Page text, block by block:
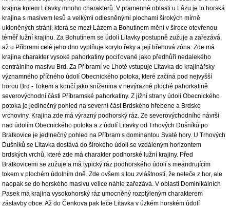
krajina kolem Litavky mnoho charakterů. V pramenné oblasti u Lázu je to horská
krajina s masivem lesů a velkými odlesněnými plochami širokých mírně
ukloněných strání, která se mezi Lázem a Bohutínem mění v široce otevřenou
téměř lužní krajinu. Za Bohutínem se údolí Litavky postupně zužuje a zařezává,
až u Příbrami celé jeho dno vyplňuje koryto řeky a její břehová zóna. Zde má
krajina charakter vysoké pahorkatiny pociťované jako předhůří nedalekého
centrálního masivu Brd. Za Příbramí ve Lhotě vstupuje Litavka do krajinářsky
významného příčného údolí Obecnického potoka, které začíná pod nejvyšší
horou Brd - Tokem a končí jako sníženina v nevýrazné ploché pahorkatině
severovýchodní části Příbramské pahorkatiny. Z jižní strany údolí Obecnického
potoka je jedinečný pohled na severní část Brdského hřebene a Brdské
vrchoviny. Krajina zde má výrazný podhorský ráz. Ze severovýchodního návrší
nad údolím Obecnického potoka a z údolí Litavky od Trhových Dušníků po
Bratkovice je jedinečný pohled na Příbram s dominantou Svaté hory. U Trhových
Dušníků se Litavka dostává do širokého údolí se vzdáleným horizontem
brdských vrchů, které zde má charakter podhorské lužní krajiny. Před
Bratkovicemi se zužuje a má typický ráz podhorského údolí s meandrujícím
tokem v plochém údolním dně. Zde ovšem s tou zvláštností, že neteče z hor, ale
naopak se do horského masivu velice náhle zařezává. V oblasti Dominikálních
Pasek má krajina vysokohorský ráz umocněný rozptýleným charakterem
zástavby obce. Až do Čenkova pak teče Litavka v úzkém horském údolí